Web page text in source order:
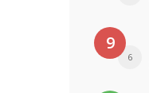
9
6